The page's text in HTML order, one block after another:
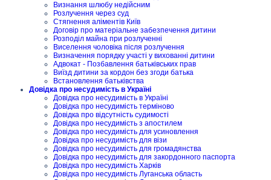
Визнання шлюбу недійсним
Розлучення через суд
Стягнення аліментів Київ
Договір про матеріальне забезпечення дитини
Розподіл майна при розлученні
Виселення чоловіка після розлучення
Визначення порядку участі у вихованні дитини
Адвокат - Позбавлення батьківських прав
Виїзд дитини за кордон без згоди батька
Встановлення батьківства
Довідка про несудимість в Україні
Довідка про несудимість в Україні
Довідка про несудимість терміново
Довідка про відсутність судимості
Довідка про несудимість з апостилем
Довідка про несудимість для усиновлення
Довідка про несудимість для візи
Довідка про несудимість для громадянства
Довідка про несудимість для закордонного паспорта
Довідка про несудимість Харків
Довідка про несудимість Луганська область